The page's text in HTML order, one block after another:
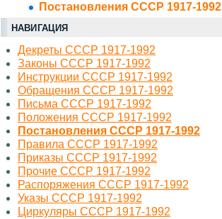
Постановления СССР 1917-1992
НАВИГАЦИЯ
Декреты СССР 1917-1992
Законы СССР 1917-1992
Инструкции СССР 1917-1992
Обращения СССР 1917-1992
Письма СССР 1917-1992
Положения СССР 1917-1992
Постановления СССР 1917-1992
Правила СССР 1917-1992
Приказы СССР 1917-1992
Прочие СССР 1917-1992
Распоряжения СССР 1917-1992
Указы СССР 1917-1992
Циркуляры СССР 1917-1992